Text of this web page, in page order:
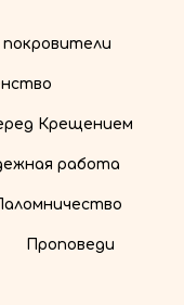
Крещением
работа
Проповеди